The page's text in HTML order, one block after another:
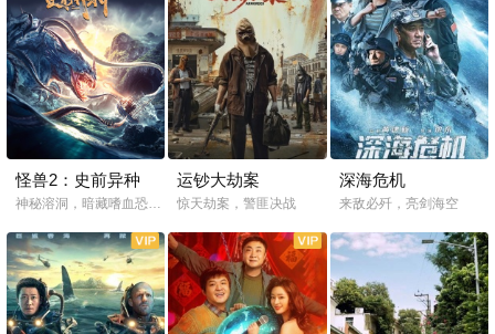
怪兽2：史前异种 运钞大劫案
惊天劫案，警匪决战
深海危机
来敌必歼，亮剑海空